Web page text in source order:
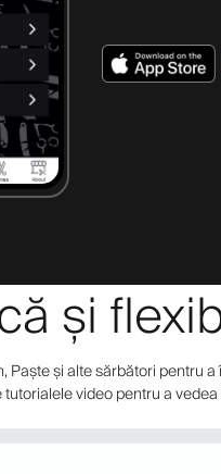
și
și alte sărbători pentru
video pentru a